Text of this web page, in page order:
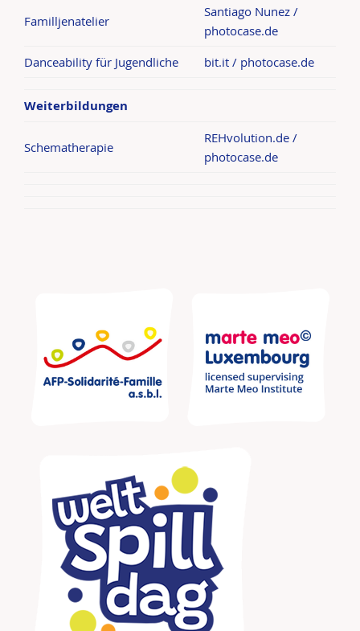
Familljenatelier
Santiago Nunez /
photocase.de
Danceability für Jugendliche
bit.it / photocase.de
Weiterbildungen
Schematherapie
REHvolution.de /
photocase.de